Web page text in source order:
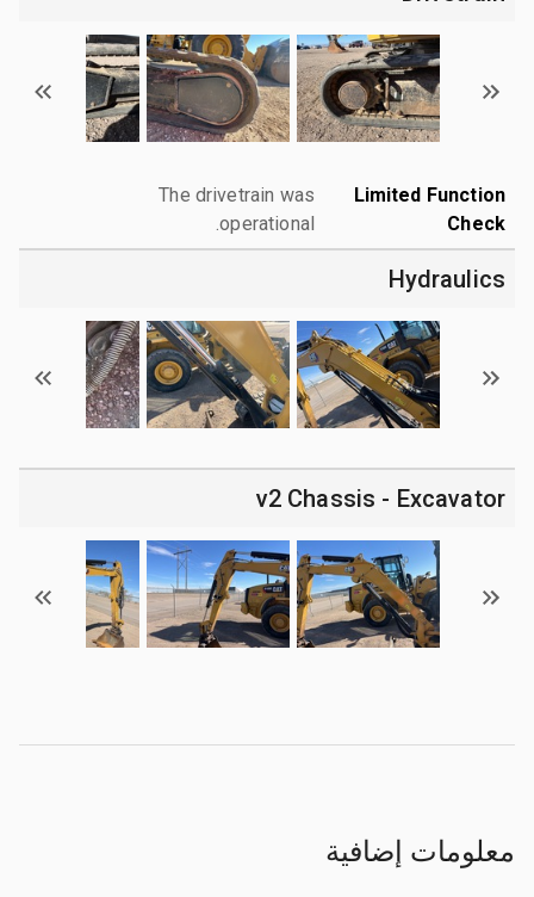
Limited Function
Check
The drivetrain was
operational.
Hydraulics
v2 Chassis - Excavator
معلومات إضافية